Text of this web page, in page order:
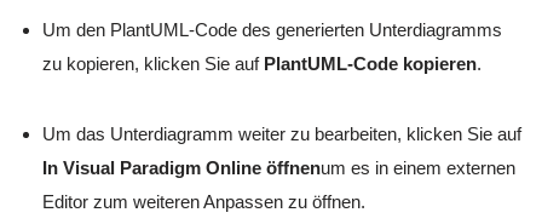
Um den PlantUML-Code des generierten Unterdiagramms
zu kopieren, klicken Sie auf PlantUML-Code kopieren.
Um das Unterdiagramm weiter zu bearbeiten, klicken Sie auf
In Visual Paradigm Online öffnenum es in einem externen
Editor zum weiteren Anpassen zu öffnen.